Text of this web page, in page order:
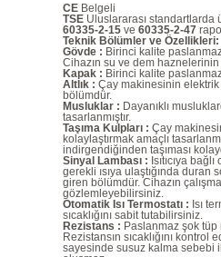
CE Belgeli
TSE Uluslararası standartlarda
60335-2-15 ve 60335-2-47
Teknik Bölümler ve Özellikleri:
Gövde : Birinci kalite
Cihazın su ve dem
Kapak : Birinci kalite
Altlık : Çay makinesinin elektrik
bölümdür.
Musluklar : Dayanıklı
tasarlanmıştır.
Taşıma Kulpları : Çay
kolaylaştırmak amaçlı
indirgendiğinden taşıması
Sinyal Lambası : Isıtıcıya
gerekli ısıya ulaştığında duran
giren bölümdür. Cihazın
gözlemleyebilirsiniz.
Otomatik Isı Termostatı : Isı
sıcaklığını sabit tutabilirsiniz.
Rezistans : Paslanmaz şok tüp
Rezistansın sıcaklığını kontrol
sayesinde susuz kalma sebebi